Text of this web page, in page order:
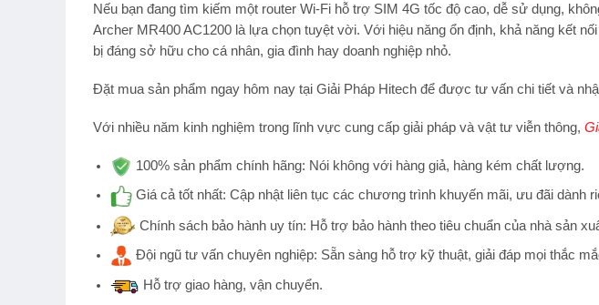
Nếu bạn đang tìm kiếm một router Wi-Fi hỗ trợ SIM 4G tốc độ cao, dễ sử dụng,
Archer MR400 AC1200 là lựa chọn tuyệt vời. Với hiệu năng ổn định, khả năng kết
bị đáng sở hữu cho cá nhân, gia đình hay doanh nghiệp nhỏ.
Đặt mua sản phẩm ngay hôm nay tại Giải Pháp Hitech để được tư vấn chi tiết và
Với nhiều năm kinh nghiệm trong lĩnh vực cung cấp giải pháp và vật tư viễn thông,
100% sản phẩm chính hãng: Nói không với hàng giả, hàng kém chất lượng.
Giá cả tốt nhất: Cập nhật liên tục các chương trình khuyến mãi, ưu đãi dành
Chính sách bảo hành uy tín: Hỗ trợ bảo hành theo tiêu chuẩn của nhà sản
Đội ngũ tư vấn chuyên nghiệp: Sẵn sàng hỗ trợ kỹ thuật, giải đáp mọi thắc
Hỗ trợgiao hàng, vận chuyển.